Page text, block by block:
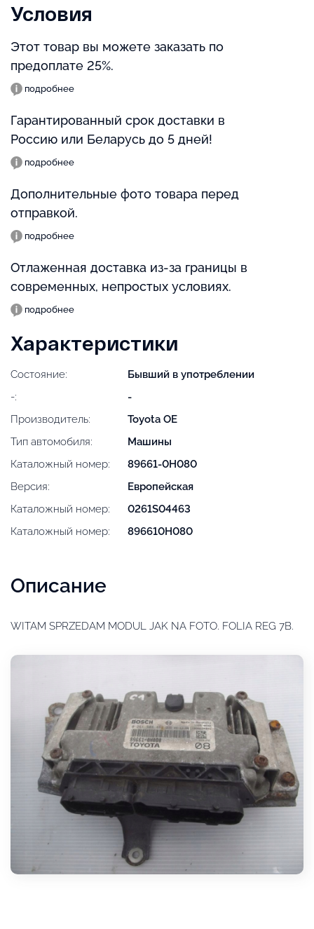
Условия
Этот товар вы можете заказать по
предоплате 25%.
подробнее
Гарантированный срок доставки в
Россию или Беларусь до 5 дней!
подробнее
Дополнительные фото товара перед
отправкой.
подробнее
Отлаженная доставка из-за границы в
современных, непростых условиях.
подробнее
Характеристики
Состояние:
Бывший в употреблении
-:
-
Производитель:
Toyota OE
Тип автомобиля:
Машины
Каталожный номер:
89661-0H080
Версия:
Европейская
Каталожный номер:
0261S04463
Каталожный номер:
896610H080
Описание
WITAM SPRZEDAM MODUL JAK NA FOTO. FOLIA REG 7B.